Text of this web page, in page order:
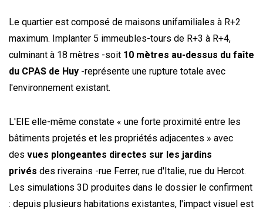
Le quartier est composé de maisons unifamiliales à R+2
maximum. Implanter 5 immeubles-tours de R+3 à R+4,
culminant à 18 mètres -soit 10 mètres au-dessus du faîte
du CPAS de Huy -représente une rupture totale avec
l'environnement existant.
L'EIE elle-même constate « une forte proximité entre les
bâtiments projetés et les propriétés adjacentes » avec
des vues plongeantes directes sur les jardins
privés des riverains -rue Ferrer, rue d'Italie, rue du Hercot.
Les simulations 3D produites dans le dossier le confirment
: depuis plusieurs habitations existantes, l'impact visuel est